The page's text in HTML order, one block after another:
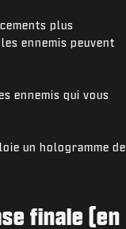
plus
ennemis peuvent
ennemis qui vous
un hologramme de
finale (en